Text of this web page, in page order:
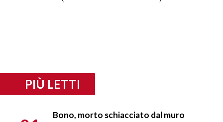
PIÙ LETTI
Bono, morto schiacciato dal muro